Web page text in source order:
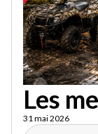
Les
31 mai 2026